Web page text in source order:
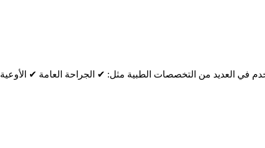
في العديد من التخصصات الطبية مثل: ✔ الجراحة العامة ✔